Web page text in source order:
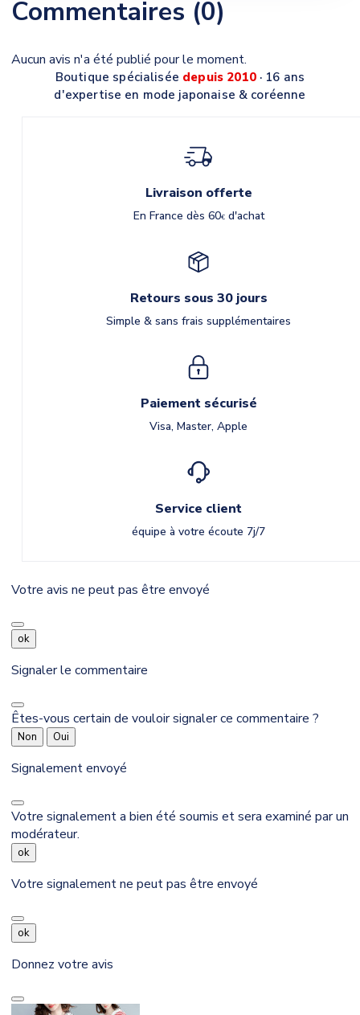
Commentaires (0)
Aucun avis n'a été publié pour le moment.
Boutique spécialisée depuis 2010· 16 ans
d'expertise en mode japonaise & coréenne
Livraison offerte
En France dès 60€d'achat
Retours sous 30 jours
Simple & sans frais supplémentaires
Paiement sécurisé
Visa, Master, Apple
Service client
équipe à votre écoute 7j/7
Votre avis ne peut pas être envoyé
ok
Signaler le commentaire
Êtes-vous certain de vouloir signaler ce commentaire ?
Non Oui
Signalement envoyé
Votre signalement a bien été soumis et sera examiné par un
modérateur.
ok
Votre signalement ne peut pas être envoyé
ok
Donnez votre avis